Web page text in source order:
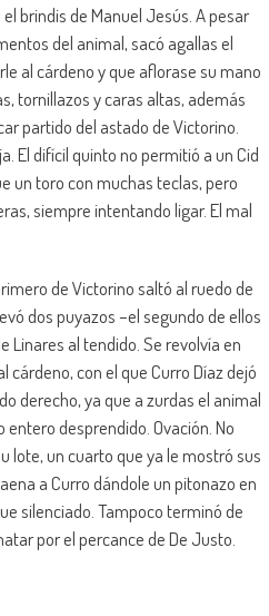
brindis de Manuel Jesús. A pesar
del animal, sacó agallas el
al cárdeno y que aflorase su mano
tornillazos y caras altas, además
partido del astado de Victorino.
El difícil quinto no permitió a un Cid
un toro con muchas teclas, pero
siempre intentando ligar. El mal
de Victorino saltó al ruedo de
dos puyazos –el segundo de ellos
Linares al tendido. Se revolvía en
con el que Curro Díaz dejó
derecho, ya que a zurdas el animal
desprendido. Ovación. No
lote, un cuarto que ya le mostró sus
a Curro dándole un pitonazo en
silenciado. Tampoco terminó de
por el percance de De Justo.